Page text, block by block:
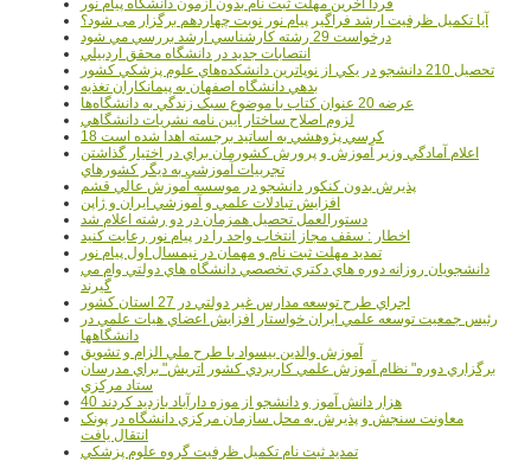
فردا آخرین مهلت ثبت نام بدون آزمون دانشگاه پیام نور
آیا تکمیل ظرفیت ارشد فراگیر پیام نور نوبت چهاردهم برگزار می شود؟
درخواست 29 رشته کارشناسي ارشد بررسي مي شود
انتصابات جديد در دانشگاه محقق اردبيلي
تحصيل 210 دانشجو در يکي از نوپاترين دانشکده‌هاي علوم پزشکي کشور
بدهي دانشگاه اصفهان به پيمانکاران تغذيه
عرضه 20 عنوان کتاب با موضوع سبک زندگي به دانشگاه‌ها
لزوم اصلاح ساختار آيين نامه نشريات دانشگاهي
18 کرسي پژوهشي به اساتيد برجسته اهدا شده است
اعلام آمادگي وزير آموزش و پرورش کشورمان براي در اختيار گذاشتن
تجربيات آموزشي به ديگر کشورهاي
پذيرش بدون کنکور دانشجو در موسسه آموزش عالي قشم
افزايش تبادلات علمي و آموزشي ايران و ژاپن
دستورالعمل تحصیل همزمان در دو رشته اعلام شد
اخطار : سقف مجاز انتخاب واحد را در پیام نور رعایت کنید
تمدید مهلت ثبت نام و مهمان در نیمسال اول پیام نور
دانشجويان روزانه دوره هاي دكتري تخصصي دانشگاه هاي دولتي وام مي
گيرند
اجراي طرح توسعه مدارس غير دولتي در 27 استان کشور
رئيس جمعيت توسعه علمي ايران خواستار افزايش اعضاي هيات علمي در
دانشگاهها
آموزش والدين بيسواد با طرح ملي الزام و تشويق
برگزاري دوره" نظام آموزش علمي كاربردي كشور اتريش" براي مدرسان
ستاد مرکزي
40 هزار دانش آموز و دانشجو از موزه دارآباد بازديد کردند
معاونت سنجش و پذيرش به محل سازمان مرکزي دانشگاه در پونک
انتقال يافت
تمديد ثبت نام تکميل ظرفيت گروه علوم پزشکي